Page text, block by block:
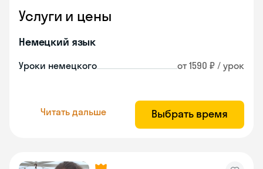
Услуги и цены
Немецкий язык
Уроки немецкого от 1590 ₽ / урок
Читать дальше Выбрать время